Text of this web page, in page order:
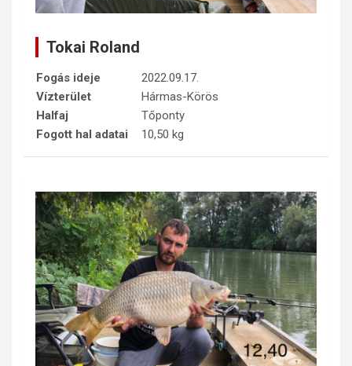
Tokai Roland
Fogás ideje
2022.09.17.
Vízterület
Hármas-Körös
Halfaj
Tőponty
Fogott hal adatai
10,50 kg